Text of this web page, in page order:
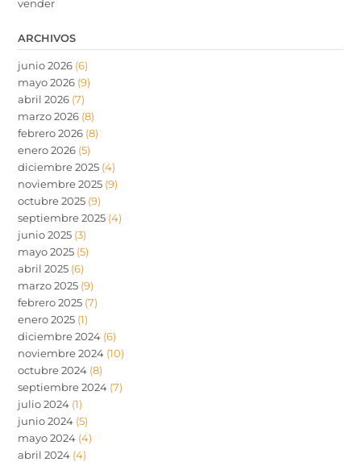
vender
ARCHIVOS
junio 2026 (6)
mayo 2026 (9)
abril 2026 (7)
marzo 2026 (8)
febrero 2026 (8)
enero 2026 (5)
diciembre 2025 (4)
noviembre 2025 (9)
octubre 2025 (9)
septiembre 2025 (4)
junio 2025 (3)
mayo 2025 (5)
abril 2025 (6)
marzo 2025 (9)
febrero 2025 (7)
enero 2025 (1)
diciembre 2024 (6)
noviembre 2024 (10)
octubre 2024 (8)
septiembre 2024 (7)
julio 2024 (1)
junio 2024 (5)
mayo 2024 (4)
abril 2024 (4)